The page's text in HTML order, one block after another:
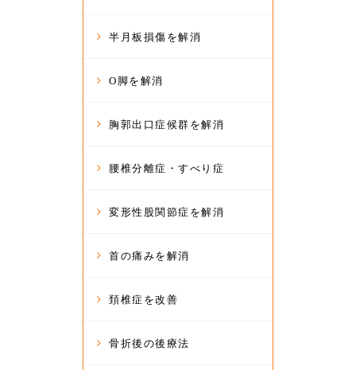
半月板損傷を解消
O脚を解消
胸郭出口症候群を解消
腰椎分離症・すべり症
変形性股関節症を解消
首の痛みを解消
頚椎症を改善
骨折後の後療法